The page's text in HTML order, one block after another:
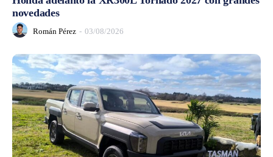
novedades
Román Pérez - 03/08/2026